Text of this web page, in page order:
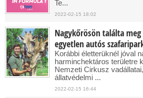
Te...
2022-02-15 18:02
Nagykőrösön találta
egyetlen autós
Korábbi életterüknél jóval
harminchektáros területre
Nemzeti Cirkusz
állatvédelmi ...
2022-02-15 16:44